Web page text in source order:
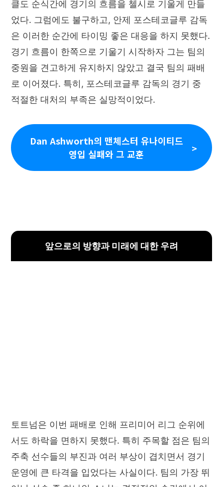
클도 순식간에 경기의 흐름을 첼시로 기울게 만들
었다. 그럼에도 불구하고, 안제 포스테코글루 감독
은 이러한 순간에 타이밍 좋은 대응을 하지 못했다.
경기 흐름이 한쪽으로 기울기 시작하자 그는 팀의
중원을 견고하게 유지하지 않았고 결국 팀의 패배
로 이어졌다. 특히, 포스테코글루 감독의 경기 중
적절한 대처의 부족은 실망적이었다.
Dan Ashworth의 맨체스터 유나이티드
영입 실패와 그 교훈
앞으로의 방향과 미래에 대한 우려
토트넘은 이번 패배로 인해 프리미어 리그 순위에
서도 하락을 면하지 못했다. 특히 주목할 점은 팀의
주축 선수들의 부진과 여러 부상이 겹치면서 경기
운영에 큰 타격을 입었다는 사실이다. 팀의 가장 뛰